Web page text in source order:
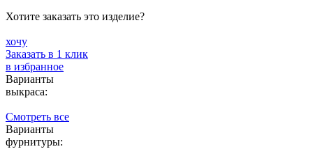
Хотите заказать это изделие?
хочу
Заказать в 1 клик
в избранное
Варианты
выкраса:
Смотреть все
Варианты
фурнитуры: